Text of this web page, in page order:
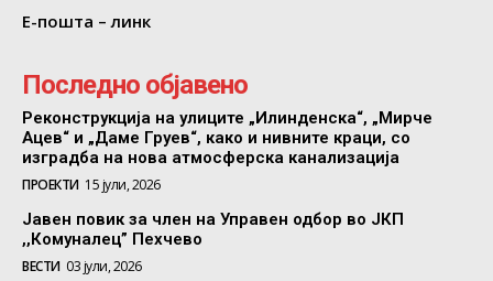
Е-пошта – линк
Последно објавено
Реконструкција на улиците „Илинденска“, „Мирче
Ацев“ и „Даме Груев“, како и нивните краци, со
изградба на нова атмосферска канализација
ПРОЕКТИ 15 јули, 2026
Јавен повик за член на Управен одбор во ЈКП
,,Комуналец” Пехчево
ВЕСТИ 03 јули, 2026